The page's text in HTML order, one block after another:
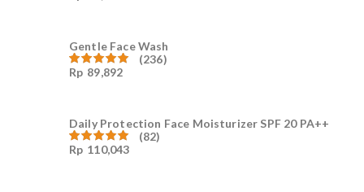
Gentle Face Wash
Dinilai
(236)
Rp 89,892
Daily Protection Face Moisturizer SPF 20 PA++
Dinilai
(82)
Rp 110,043